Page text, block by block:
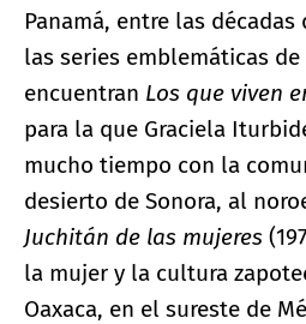
Panamá, entre las décadas
las series emblemáticas
encuentran Los que viven
para la que Graciela
mucho tiempo con la
desierto de Sonora, al
Juchitán de las mujeres
la mujer y la cultura
Oaxaca, en el sureste de